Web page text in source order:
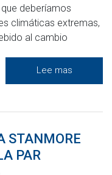
deberíamos
climáticas extremas,
al cambio
Lee mas
STANMORE
PAR